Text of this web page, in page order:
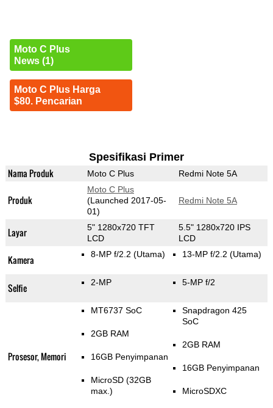
Moto C Plus
News (1)
Moto C Plus Harga
$80. Pencarian
Spesifikasi Primer
Nama Produk Moto C Plus Redmi Note 5A
Produk
Moto C Plus
(Launched 2017-05-
01)
Redmi Note 5A
Layar
5" 1280x720 TFT
LCD
5.5" 1280x720 IPS
LCD
Kamera 8-MP f/2.2 (Utama) 13-MP f/2.2 (Utama)
Selfie 2-MP 5-MP f/2
Prosesor, Memori
MT6737 SoC
2GB RAM
16GB Penyimpanan
MicroSD (32GB
max.)
Snapdragon 425
SoC
2GB RAM
16GB Penyimpanan
MicroSDXC